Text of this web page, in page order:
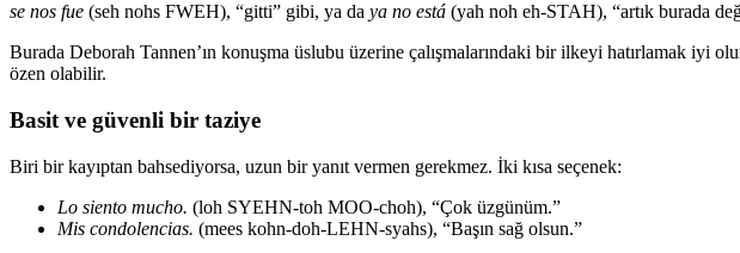
se nos fue (seh nohs FWEH), “gitti” gibi, ya da ya no está (yah noh eh-STAH), “artık burada
Burada Deborah Tannen’ın konuşma üslubu üzerine çalışmalarındaki bir ilkeyi hatırlamak iyi
özen olabilir.
Basit ve güvenli bir taziye
Biri bir kayıptan bahsediyorsa, uzun bir yanıt vermen gerekmez. İki kısa seçenek:
Lo siento mucho. (loh SYEHN-toh MOO-choh), “Çok üzgünüm.”
Mis condolencias. (mees kohn-doh-LEHN-syahs), “Başın sağ olsun.”